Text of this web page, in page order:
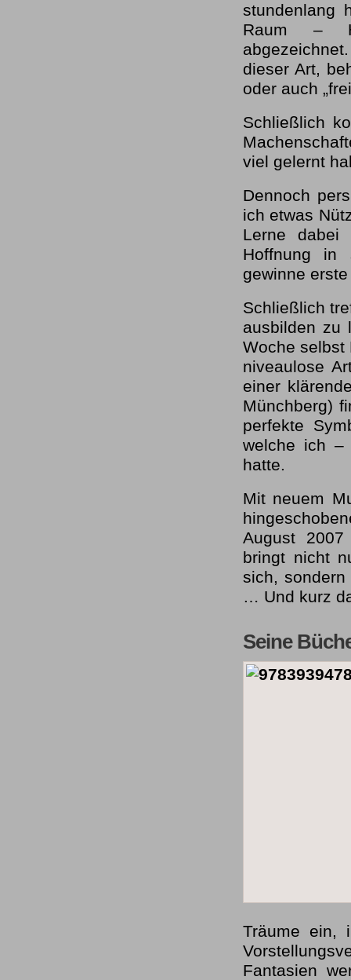
stundenlang
Raum –
dieser Art,
oder auch
Schließlich
viel gelernt
Dennoch
ich etwas
Lerne dabei
Hoffnung in
gewinne
Schließlich
ausbilden zu
Woche selbst
niveaulose
einer
Münchberg)
perfekte
welche ich –
hatte.
Mit neuem
August
bringt nicht
sich, sondern
… Und kurz
Seine
Träume ein,
Fantasien